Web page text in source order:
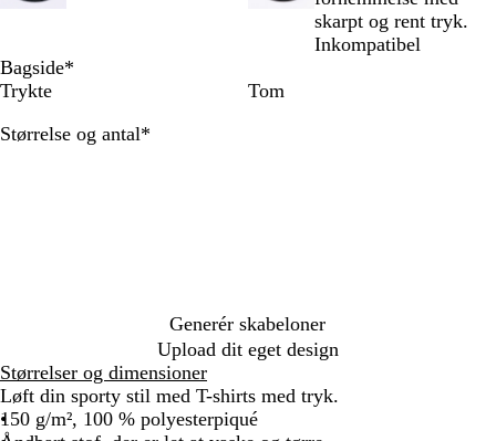
e
r
n
d
a
n
e
l
skarpt og rent tryk.
Inkompatibel
Bagside*
Trykte
Tom
Størrelse og antal*
Generér skabeloner
Upload dit eget design
Størrelser og dimensioner
Løft din sporty stil med T-shirts med tryk.
150 g/m², 100 % polyesterpiqué